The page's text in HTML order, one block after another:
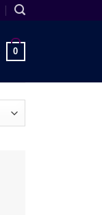
0